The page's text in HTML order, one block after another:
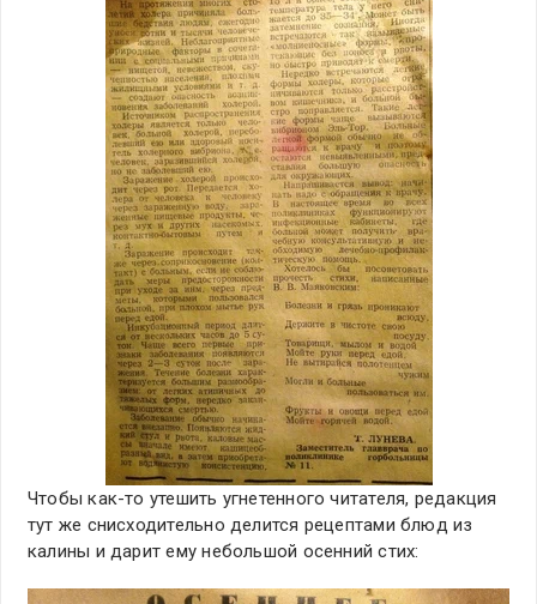
Чтобы как-то утешить угнетенного читателя, редакция
тут же снисходительно делится рецептами блюд из
калины и дарит ему небольшой осенний стих: